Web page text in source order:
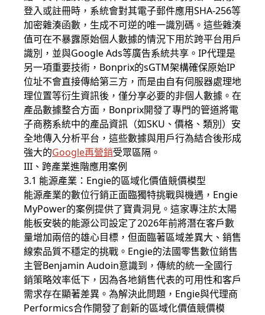
登入或註冊時，系統會對其電子郵件應用SHA-256等
加密雜湊函數，生成不可逆的唯一識別碼。這些雜湊
值可在不暴露原始個人數據的情況下用於跨平台用戶
識別，並與Google Ads等廣告系統共享。IP代理是
另一項重要技術，Bonprix的sGTM架構確保原始IP
位址不會直接傳給第三方，而是由自有伺服器處理地
理位置等衍生資訊後，僅分享必要的非個人數據。在
產品數據整合方面，Bonprix開發了專門的管道將電
子商務系統中的產品資訊（如SKU、價格、類別）安
全地傳入分析平台，這些數據與用戶行為結合後形成
強大的Google再營銷受眾區隔。
III、跨產業進階應用案例
3.1 能源產業：Engie的區域化價值競價模型
能源產業的數位行銷正面臨獨特挑戰與機遇，Engie
MyPower的案例提供了寶貴洞見。這家專注於太陽
能板安裝的能源公司設定了2026年前將潛在客戶數
量增加兩倍的雄心目標，但面臨著區域差異大、銷售
線索品質不穩定的挑戰。Engie的法國零售數位銷售
主管Benjamin Audoin意識到，傳統的統一全國行
銷策略效率低下，因為各地銷售代表的可用性和客戶
需求存在顯著差異。為解決此問題，Engie與代理商
Performics合作開發了創新的區域化價值競價模